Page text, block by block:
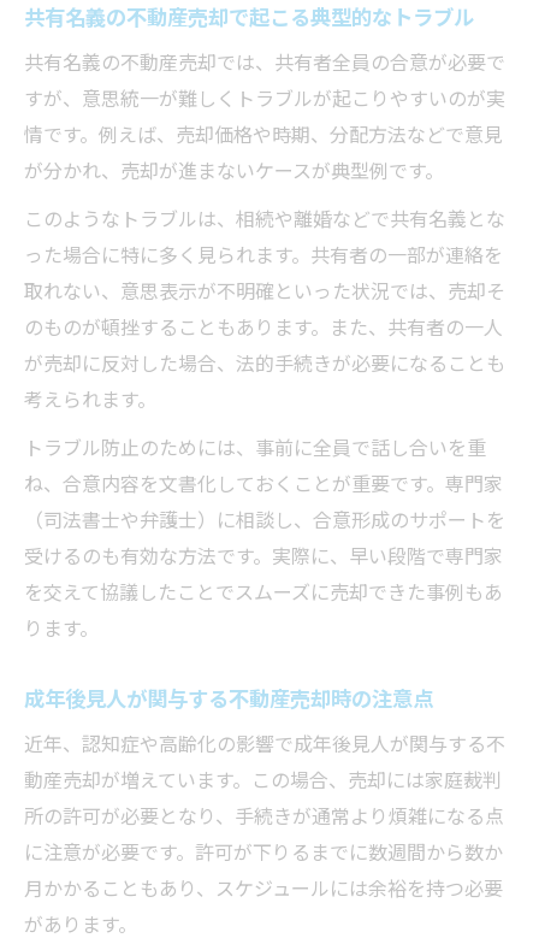
共有名義の不動産売却で起こる典型的なトラブル
共有名義の不動産売却では、共有者全員の合意が必要で
すが、意思統一が難しくトラブルが起こりやすいのが実
情です。例えば、売却価格や時期、分配方法などで意見
が分かれ、売却が進まないケースが典型例です。
このようなトラブルは、相続や離婚などで共有名義とな
った場合に特に多く見られます。共有者の一部が連絡を
取れない、意思表示が不明確といった状況では、売却そ
のものが頓挫することもあります。また、共有者の一人
が売却に反対した場合、法的手続きが必要になることも
考えられます。
トラブル防止のためには、事前に全員で話し合いを重
ね、合意内容を文書化しておくことが重要です。専門家
（司法書士や弁護士）に相談し、合意形成のサポートを
受けるのも有効な方法です。実際に、早い段階で専門家
を交えて協議したことでスムーズに売却できた事例もあ
ります。
成年後見人が関与する不動産売却時の注意点
近年、認知症や高齢化の影響で成年後見人が関与する不
動産売却が増えています。この場合、売却には家庭裁判
所の許可が必要となり、手続きが通常より煩雑になる点
に注意が必要です。許可が下りるまでに数週間から数か
月かかることもあり、スケジュールには余裕を持つ必要
があります。